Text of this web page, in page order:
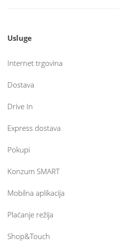
Usluge
Internet trgovina
Dostava
Drive In
Express dostava
Pokupi
Konzum SMART
Mobilna aplikacija
Plaćanje režija
Shop&Touch